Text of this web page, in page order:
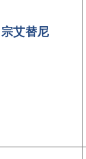
宗艾替尼